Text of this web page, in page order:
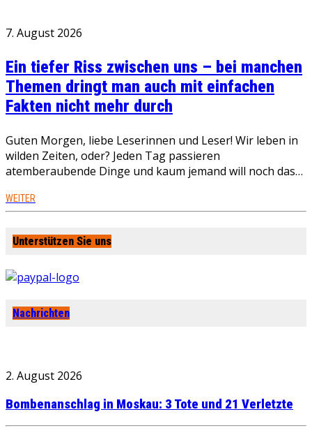
7. August 2026
Ein tiefer Riss zwischen uns – bei manchen
Themen dringt man auch mit einfachen
Fakten nicht mehr durch
Guten Morgen, liebe Leserinnen und Leser! Wir leben in
wilden Zeiten, oder? Jeden Tag passieren
atemberaubende Dinge und kaum jemand will noch das…
WEITER
Unterstützen Sie uns
Nachrichten
2. August 2026
Bombenanschlag in Moskau: 3 Tote und 21 Verletzte